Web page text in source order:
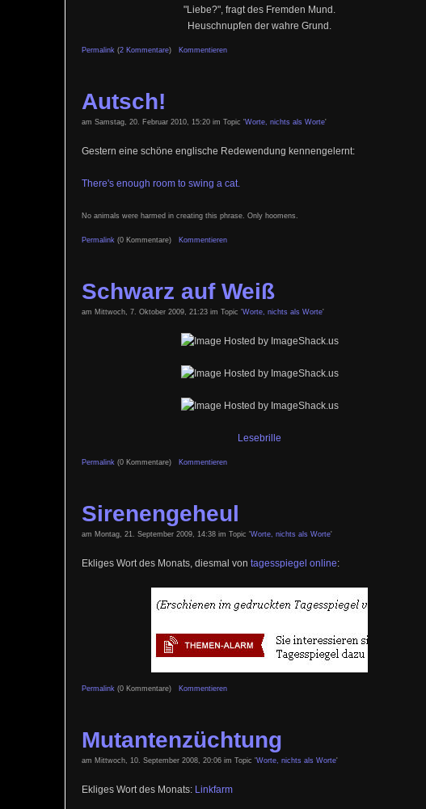
"Liebe?", fragt des Fremden Mund.
Heuschnupfen der wahre Grund.
Permalink (2 Kommentare) Kommentieren
Autsch!
am Samstag, 20. Februar 2010, 15:20 im Topic 'Worte, nichts als Worte'
Gestern eine schöne englische Redewendung kennengelernt:
There's enough room to swing a cat.
No animals were harmed in creating this phrase. Only hoomens.
Permalink (0 Kommentare) Kommentieren
Schwarz auf Weiß
am Mittwoch, 7. Oktober 2009, 21:23 im Topic 'Worte, nichts als Worte'
Lesebrille
Permalink (0 Kommentare) Kommentieren
Sirenengeheul
am Montag, 21. September 2009, 14:38 im Topic 'Worte, nichts als Worte'
Ekliges Wort des Monats, diesmal von tagesspiegel online:
Permalink (0 Kommentare) Kommentieren
Mutantenzüchtung
am Mittwoch, 10. September 2008, 20:06 im Topic 'Worte, nichts als Worte'
Ekliges Wort des Monats: Linkfarm